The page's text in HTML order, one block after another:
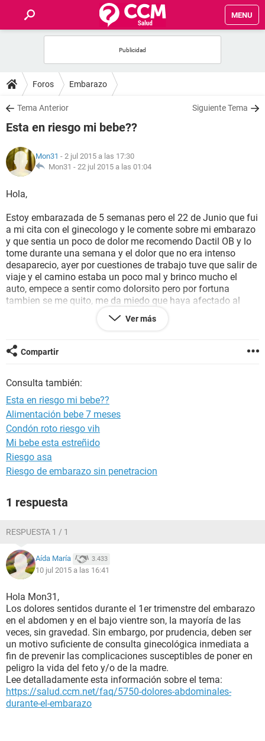
MENU
FOROS
SALUD
NUTRICIÓN
BIENESTAR
SEXUALIDAD
GLOSARIO
Foros Embarazo
Tema Anterior Siguiente Tema
Esta en riesgo mi bebe??
Mon31 - 2 jul 2015 a las 17:30
Mon31 - 22 jul 2015 a las 01:04
Hola,
Estoy embarazada de 5 semanas pero el 22 de Junio que fui
a mi cita con el ginecologo y le comente sobre mi embarazo
y que sentia un poco de dolor me recomendo Dactil OB y lo
tome durante una semana y el dolor que no era intenso
desaparecio, ayer por cuestiones de trabajo tuve que salir de
viaje y el camino estaba un poco mal y brinco mucho el
auto, empece a sentir como dolorsito pero por fortuna
tambien se me quito, me da miedo que haya afectado al
bebe. Me podrian decir si esto que senti ayer puede afectar
Gracias
Ver más
Compartir
Consulta también:
Esta en riesgo mi bebe??
Alimentación bebe 7 meses
Condón roto riesgo vih
Mi bebe esta estreñido
Riesgo asa
Riesgo de embarazo sin penetracion
1 respuesta
RESPUESTA 1 / 1
Aída María 3.433
10 jul 2015 a las 16:41
Hola Mon31,
Los dolores sentidos durante el 1er trimenstre del embarazo
en el abdomen y en el bajo vientre son, la mayoría de las
veces, sin gravedad. Sin embargo, por prudencia, deben ser
un motivo suficiente de consulta ginecológica inmediata a
fin de prevenir las complicaciones susceptibles de poner en
peligro la vida del feto y/o de la madre.
Lee detalladamente esta información sobre el tema:
https://salud.ccm.net/faq/5750-dolores-abdominales-
durante-el-embarazo